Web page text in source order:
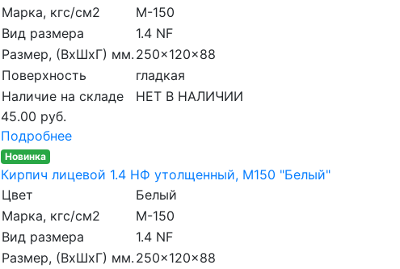
Марка, кгс/см2
M-150
Вид размера
1.4 NF
Размер, (ВхШхГ) мм. 250x120x88
Поверхность
гладкая
Наличие на складе
НЕТ В НАЛИЧИИ
45.00 руб.
Подробнее
Новинка
Кирпич лицевой 1.4 НФ утолщенный, M150 "Белый"
Цвет
Белый
Марка, кгс/см2
M-150
Вид размера
1.4 NF
Размер, (ВхШхГ) мм. 250x120x88